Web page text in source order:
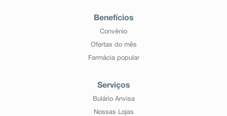
Benefícios
Convênio
Ofertas do mês
Farmácia popular
Serviços
Bulário Anvisa
Nossas Lojas